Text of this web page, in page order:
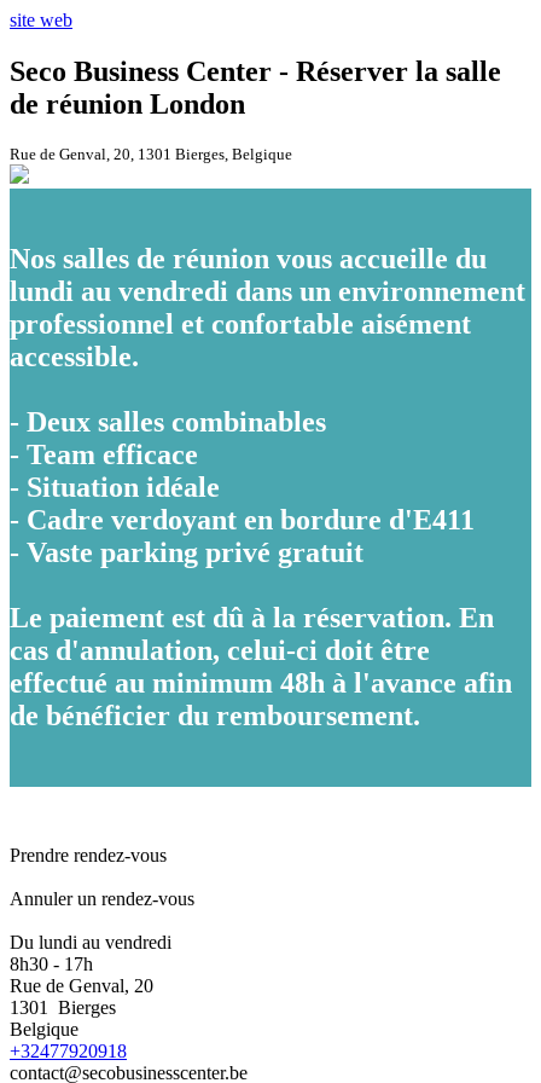
site web
Seco Business Center - Réserver la salle
de réunion London
Rue de Genval, 20, 1301 Bierges, Belgique
Nos salles de réunion vous accueille du
lundi au vendredi dans un environnement
professionnel et confortable aisément
accessible.
- Deux salles combinables
- Team efficace
- Situation idéale
- Cadre verdoyant en bordure d'E411
- Vaste parking privé gratuit
Le paiement est dû à la réservation. En
cas d'annulation, celui-ci doit être
effectué au minimum 48h à l'avance afin
de bénéficier du remboursement.
Prendre rendez-vous
Annuler un rendez-vous
Du lundi au vendredi
8h30 - 17h
Rue de Genval, 20
1301 Bierges
Belgique
+32477920918
contact@secobusinesscenter.be